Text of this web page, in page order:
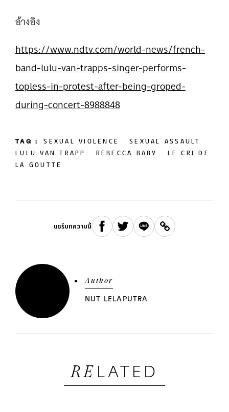
อ้างอิง
https://www.ndtv.com/world-news/french-
band-lulu-van-trapps-singer-performs-
topless-in-protest-after-being-groped-
during-concert-8988848
TAG : SEXUAL VIOLENCE SEXUAL ASSAULT
LULU VAN TRAPP REBECCA BABY LE CRI DE
LA GOUTTE
แชร์บทความนี้
Author
NUT LELAPUTRA
RE LATED